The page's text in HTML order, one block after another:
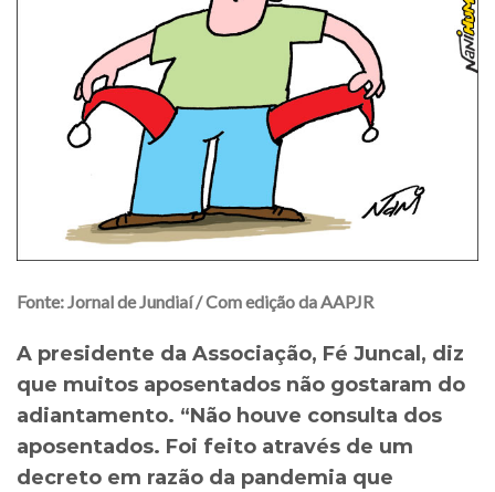
Fonte: Jornal de Jundiaí / Com edição da AAPJR
A presidente da Associação, Fé Juncal, diz
que muitos aposentados não gostaram do
adiantamento. “Não houve consulta dos
aposentados. Foi feito através de um
decreto em razão da pandemia que